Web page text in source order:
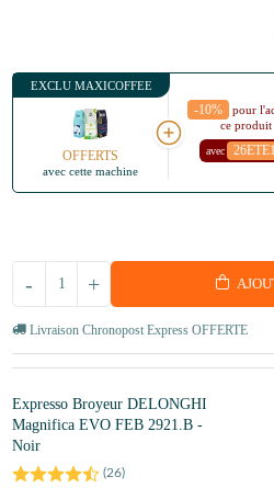
EXCLU MAXICOFFEE
OFFERTS
avec cette machine
-10%
pour
ce produit
avec
+
-
Livraison Chronopost Express OFFERTE
Expresso Broyeur DELONGHI
Magnifica EVO FEB 2921.B -
Noir
(26)